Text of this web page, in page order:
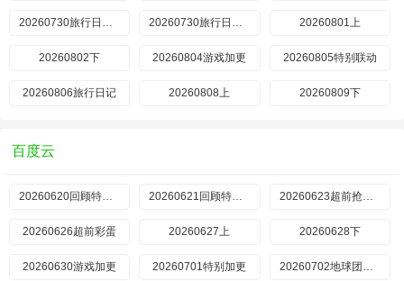
20260801上
20260802下 20260804游戏加更 20260805特别联动
20260806旅行日记 20260808上 20260809下
百度云
20260620回顾特辑上 20260621回顾特辑下 20260623超前抢鲜看
20260626超前彩蛋 20260627上 20260628下
20260630游戏加更 20260701特别加更 20260702地球团集结前